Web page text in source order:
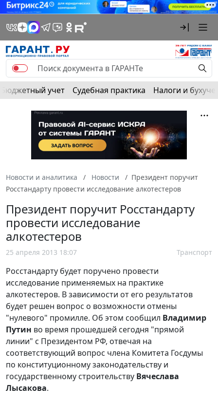
Бюджетный учет Судебная практика Налоги и
Новости и аналитика Новости
Президент поручит
Росстандарту провести исследование алкотестеров
Президент поручит Росстандарту
провести исследование
алкотестеров
25 апреля 2013 18:07 Транспорт
Росстандарту будет поручено провести
исследование применяемых на практике
алкотестеров. В зависимости от его результатов
будет решен вопрос о возможности отмены
"нулевого" промилле. Об этом сообщил Владимир
Путин во время прошедшей сегодня "прямой
линии" с Президентом РФ, отвечая на
соответствующий вопрос члена Комитета Госдумы
по конституционному законодательству и
государственному строительству Вячеслава
Лысакова.